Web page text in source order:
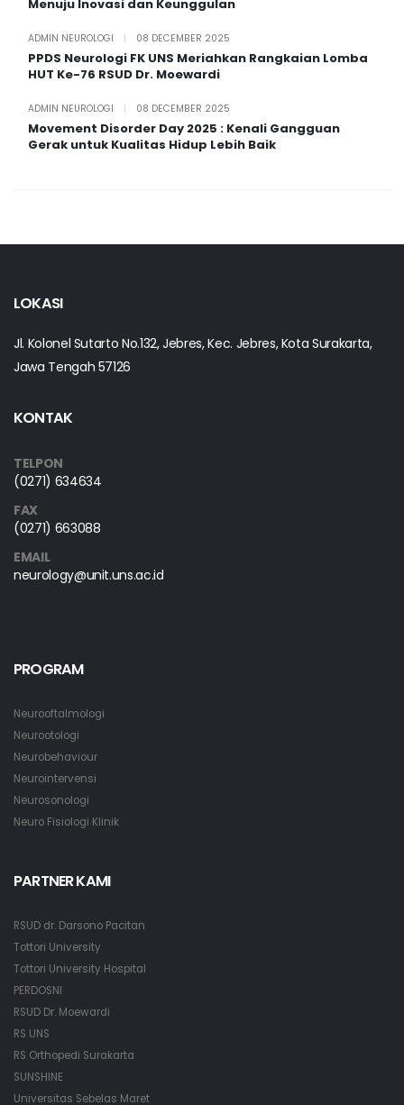
Menuju Inovasi dan Keunggulan
ADMIN NEUROLOGI 08 DECEMBER 2025
PPDS Neurologi FK UNS Meriahkan Rangkaian Lomba
HUT Ke-76 RSUD Dr. Moewardi
ADMIN NEUROLOGI 08 DECEMBER 2025
Movement Disorder Day 2025 : Kenali Gangguan
Gerak untuk Kualitas Hidup Lebih Baik
LOKASI
Jl. Kolonel Sutarto No.132, Jebres, Kec. Jebres, Kota Surakarta,
Jawa Tengah 57126
KONTAK
TELPON
(0271) 634634
FAX
(0271) 663088
EMAIL
neurology@unit.uns.ac.id
PROGRAM
Neurooftalmologi
Neurootologi
Neurobehaviour
Neurointervensi
Neurosonologi
Neuro Fisiologi Klinik
PARTNER KAMI
RSUD dr. Darsono Pacitan
Tottori University
Tottori University Hospital
PERDOSNI
RSUD Dr. Moewardi
RS UNS
RS Orthopedi Surakarta
SUNSHINE
Universitas Sebelas Maret